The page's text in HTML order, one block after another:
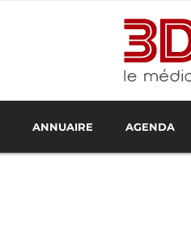
ANNUAIRE AGENDA